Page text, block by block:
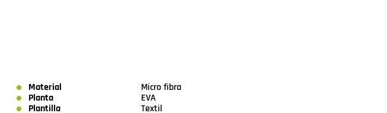
Material
Micro fibra
Planta
EVA
Plantilla
Textil